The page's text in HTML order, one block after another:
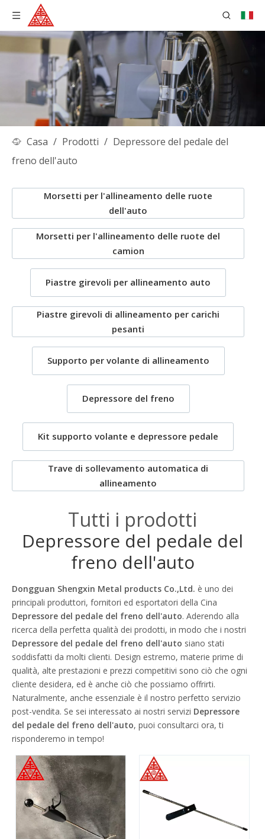
Casa / Prodotti / Depressore del pedale del
freno dell'auto
Morsetti per l'allineamento delle ruote
dell'auto
Morsetti per l'allineamento delle ruote del
camion
Piastre girevoli per allineamento auto
Piastre girevoli di allineamento per carichi
pesanti
Supporto per volante di allineamento
Depressore del freno
Kit supporto volante e depressore pedale
Trave di sollevamento automatica di
allineamento
Tutti i prodotti
Depressore del pedale del
freno dell'auto
Dongguan Shengxin Metal products Co.,Ltd. è uno dei
principali produttori, fornitori ed esportatori della Cina
Depressore del pedale del freno dell'auto. Aderendo alla
ricerca della perfetta qualità dei prodotti, in modo che i nostri
Depressore del pedale del freno dell'auto siano stati
soddisfatti da molti clienti. Design estremo, materie prime di
qualità, alte prestazioni e prezzi competitivi sono ciò che ogni
cliente desidera, ed è anche ciò che possiamo offrirti.
Naturalmente, anche essenziale è il nostro perfetto servizio
post-vendita. Se sei interessato ai nostri servizi Depressore
del pedale del freno dell'auto, puoi consultarci ora, ti
risponderemo in tempo!